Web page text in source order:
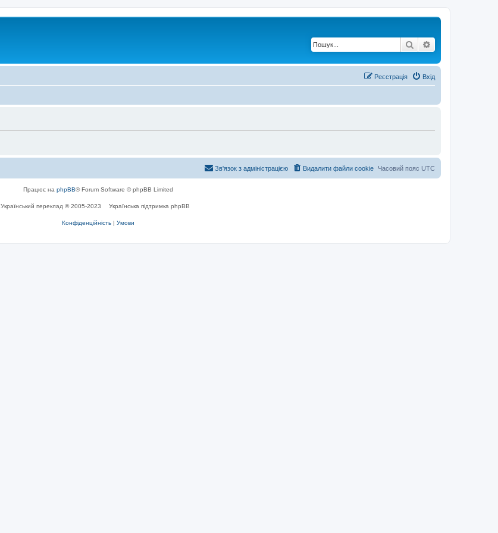
Пошук
Вхід
Реєстрація
Часовий пояс UTC
Видалити файли cookie
Зв'язок з адміністрацією
Працює на phpBB® Forum Software © phpBB Limited
Український переклад © 2005-2023 Українська підтримка phpBB
Конфіденційність | Умови